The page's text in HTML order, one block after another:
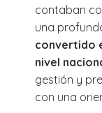
contaban
una
convertido
nivel
gestión y
con una